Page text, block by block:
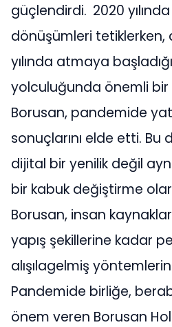
güçlendirdi. 2020
dönüşümleri tetiklerken,
yılında atmaya
yolculuğunda önemli
Borusan, pandemide
sonuçlarını elde etti.
dijital bir yenilik değil
bir kabuk değiştirme
Borusan, insan
yapış şekillerine kadar
alışılagelmiş
Pandemide birliğe,
önem veren Borusan